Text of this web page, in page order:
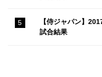
【侍ジャパン】
試合結果